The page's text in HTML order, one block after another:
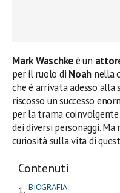
Mark Waschkeè un
per il ruolo di Noah nella
che è arrivata adesso
riscosso un successo
per la trama
dei diversi personaggi. Ma
curiosità sulla vita di
Contenuti
BIOGRAFIA